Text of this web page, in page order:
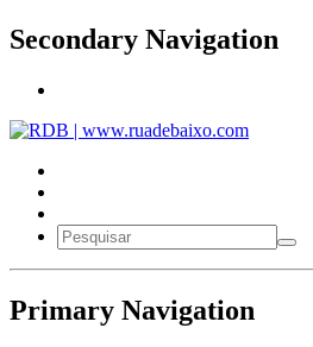
Secondary Navigation
Primary Navigation